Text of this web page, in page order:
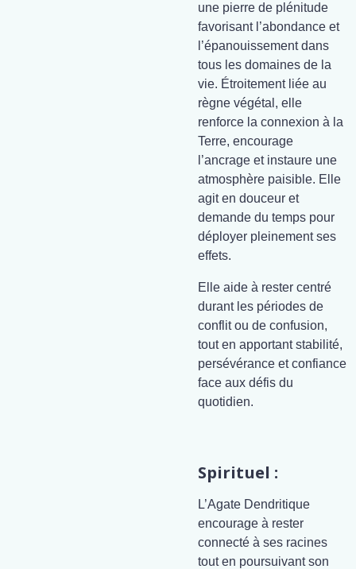
une pierre de plénitude
favorisant l’abondance et
l’épanouissement dans
tous les domaines de la
vie. Étroitement liée au
règne végétal, elle
renforce la connexion à la
Terre, encourage
l’ancrage et instaure une
atmosphère paisible. Elle
agit en douceur et
demande du temps pour
déployer pleinement ses
effets.
Elle aide à rester centré
durant les périodes de
conflit ou de confusion,
tout en apportant stabilité,
persévérance et confiance
face aux défis du
quotidien.
Spirituel :
L’Agate Dendritique
encourage à rester
connecté à ses racines
tout en poursuivant son